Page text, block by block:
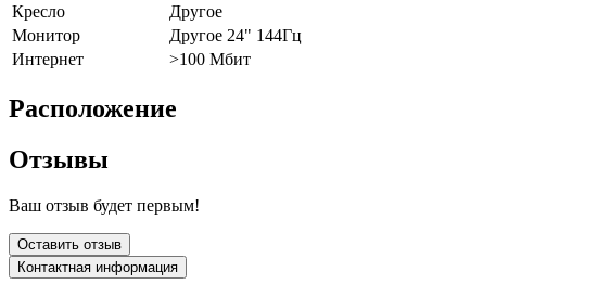
Кресло
Другое
Монитор
Другое 24" 144Гц
Интернет
>100 Мбит
Расположение
Отзывы
Ваш отзыв будет первым!
Оставить отзыв
Контактная информация